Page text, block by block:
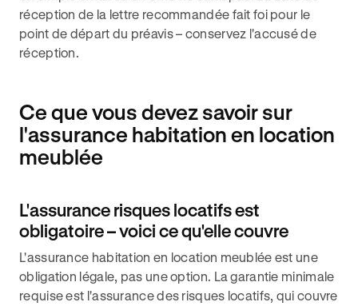
réception de la lettre recommandée fait foi pour le
point de départ du préavis – conservez l'accusé de
réception.
Ce que vous devez savoir sur
l'assurance habitation en location
meublée
L'assurance risques locatifs est
obligatoire – voici ce qu'elle couvre
L'assurance habitation en location meublée est une
obligation légale, pas une option. La garantie minimale
requise est l'assurance des risques locatifs, qui couvre